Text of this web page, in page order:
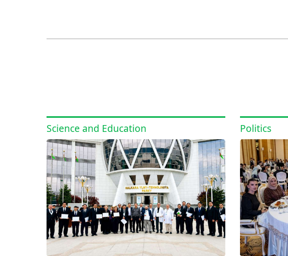
Science and Education Politics